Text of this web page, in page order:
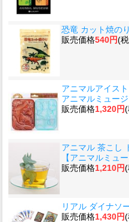
恐竜 カット焼のり
販売価格540円(
アニマルアイス
アニマルミュー
販売価格1,320円(
アニマル 茶こし
【アニマルミュー
販売価格1,210円(
リアル ダイナソ
販売価格1,430円(